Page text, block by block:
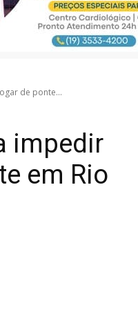
de ponte...
impedir
em Rio